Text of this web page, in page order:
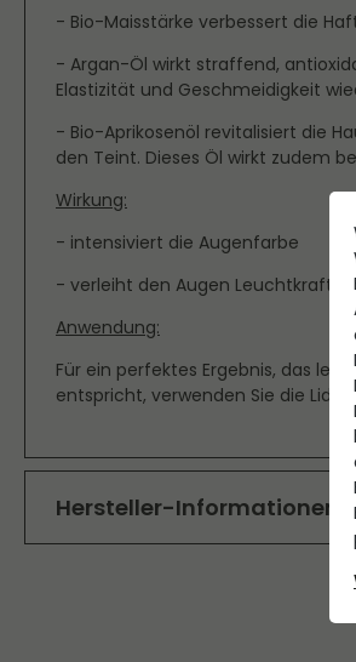
- Bio-Maisstärke verbessert die
- Argan-Öl wirkt straffend,
Elastizität und Geschmeidigkeit
- Bio-Aprikosenöl revitalisiert die
den Teint. Dieses Öl wirkt zudem
Wirkung:
- intensiviert die Augenfarbe
- verleiht den Augen Leuchtkraft
Anwendung:
Für ein perfektes Ergebnis, das
entspricht, verwenden Sie die
Hersteller-Informationen
26300 Bourg de Péage,